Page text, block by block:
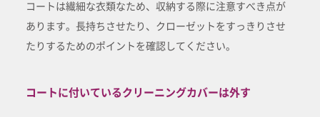
コートは繊細な衣類なため、収納する際に注意すべき点が
あります。長持ちさせたり、クローゼットをすっきりさせ
たりするためのポイントを確認してください。
コートに付いているクリーニングカバーは外す